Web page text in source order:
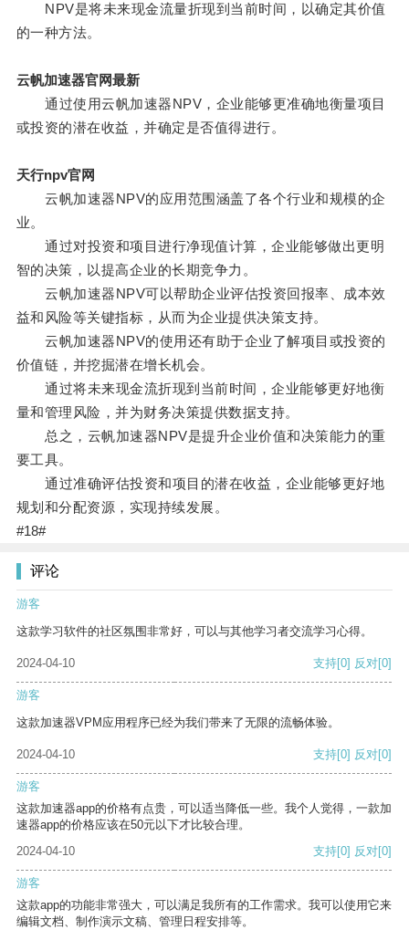
NPV是将未来现金流量折现到当前时间，以确定其价值
的一种方法。
云帆加速器官网最新
通过使用云帆加速器NPV，企业能够更准确地衡量项目
或投资的潜在收益，并确定是否值得进行。
天行npv官网
云帆加速器NPV的应用范围涵盖了各个行业和规模的企
业。
通过对投资和项目进行净现值计算，企业能够做出更明
智的决策，以提高企业的长期竞争力。
云帆加速器NPV可以帮助企业评估投资回报率、成本效
益和风险等关键指标，从而为企业提供决策支持。
云帆加速器NPV的使用还有助于企业了解项目或投资的
价值链，并挖掘潜在增长机会。
通过将未来现金流折现到当前时间，企业能够更好地衡
量和管理风险，并为财务决策提供数据支持。
总之，云帆加速器NPV是提升企业价值和决策能力的重
要工具。
通过准确评估投资和项目的潜在收益，企业能够更好地
规划和分配资源，实现持续发展。
#18#
评论
游客
这款学习软件的社区氛围非常好，可以与其他学习者交流学习心得。
2024-04-10 支持[0] 反对[0]
游客
这款加速器VPM应用程序已经为我们带来了无限的流畅体验。
2024-04-10 支持[0] 反对[0]
游客
这款加速器app的价格有点贵，可以适当降低一些。我个人觉得，一款加
速器app的价格应该在50元以下才比较合理。
2024-04-10
支持[0] 反对[0]
游客
这款app的功能非常强大，可以满足我所有的工作需求。我可以使用它来
编辑文档、制作演示文稿、管理日程安排等。